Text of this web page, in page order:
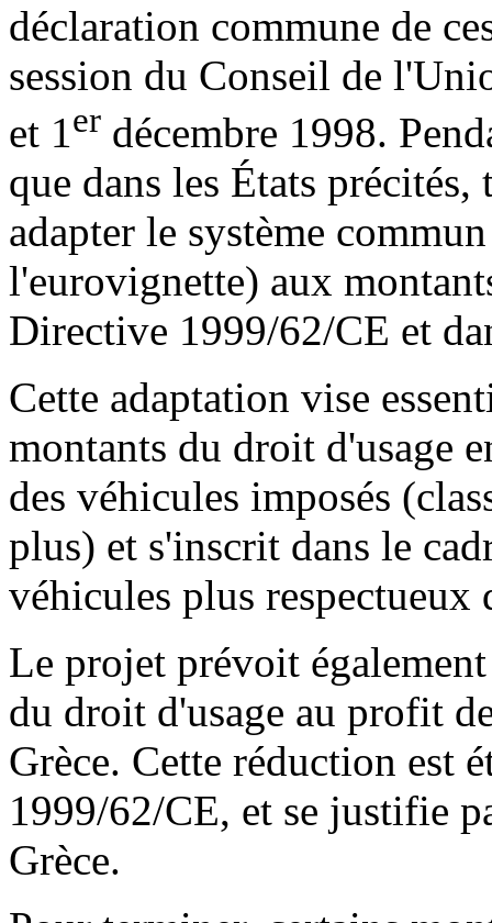
déclaration commune de
session du Conseil de
et 1er décembre 1998.
que dans les États
adapter le système
l'eurovignette) aux
Directive 1999/62/CE et
Cette adaptation vise
montants du droit d'usage
des véhicules imposés
plus) et s'inscrit dans le
véhicules plus respectueux
Le projet prévoit
du droit d'usage au profit
Grèce. Cette réduction est
1999/62/CE, et se justifie
Grèce.